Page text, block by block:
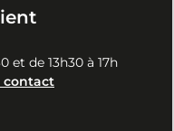
et de 13h30 à 17h
contact